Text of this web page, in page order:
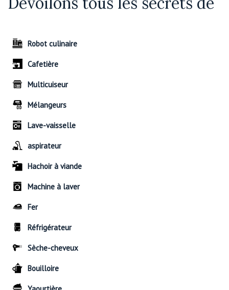
Robot culinaire
Cafetière
Multicuiseur
Mélangeurs
Lave-vaisselle
aspirateur
Hachoir à viande
Machine à laver
Fer
Réfrigérateur
Sèche-cheveux
Bouilloire